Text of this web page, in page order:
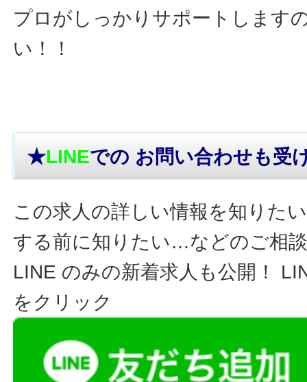
プロがしっかりサポートします
い！！
★LINEでの お問い合わせも受
この求人の詳しい情報を知りた
する前に知りたい…などのご相
LINE のみの新着求人も公開！
をクリック